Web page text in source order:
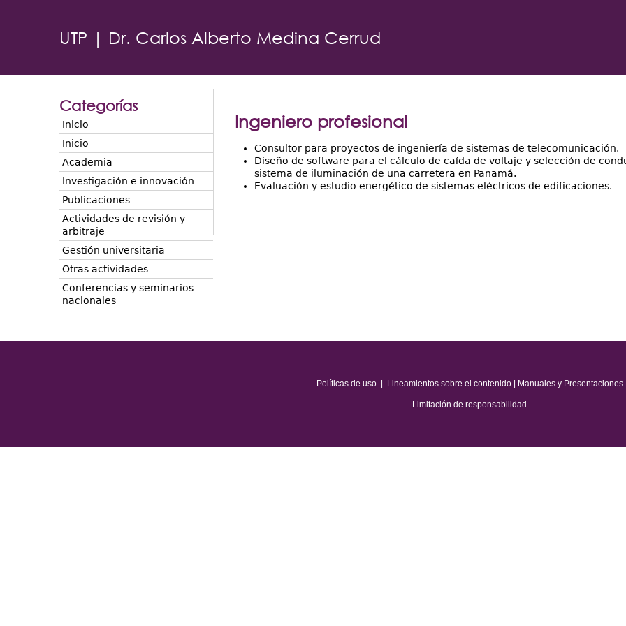
UTP | Dr. Carlos Alberto Medina Cerrud
Categorías
Inicio
Inicio
Academia
Investigación e innovación
Publicaciones
Actividades de revisión y
arbitraje
Gestión universitaria
Otras actividades
Conferencias y seminarios
nacionales
Ingeniero profesional
Consultor para proyectos de ingeniería de sistemas de telecomunicación.
Diseño de software para el cálculo de caída de voltaje y selección de
sistema de iluminación de una carretera en Panamá.
Evaluación y estudio energético de sistemas eléctricos de edificaciones.
Políticas de uso| Lineamientos sobre el contenido| Manuales y Presentaciones
Limitación de responsabilidad